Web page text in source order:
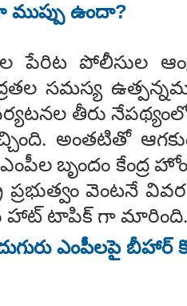
ముప్పు ఉందా?
పేరిట పోలీసుల
సమస్య
తీరు నేపథ్యంలో
అంతటితో
బృందం కేంద్ర
ప్రభుత్వం వెంటనే
హాట్ టాపిక్ గా మారింది.
ఎంపీలపై బీహార్